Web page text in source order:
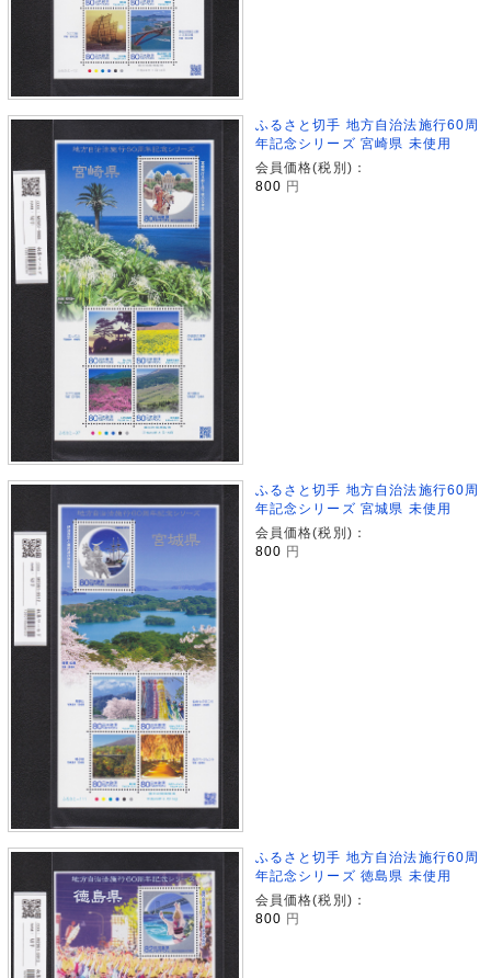
ふるさと切手 地方自治法施行60周
年記念シリーズ 宮崎県 未使用
会員価格(税別)：
800 円
ふるさと切手 地方自治法施行60周
年記念シリーズ 宮城県 未使用
会員価格(税別)：
800 円
ふるさと切手 地方自治法施行60周
年記念シリーズ 徳島県 未使用
会員価格(税別)：
800 円